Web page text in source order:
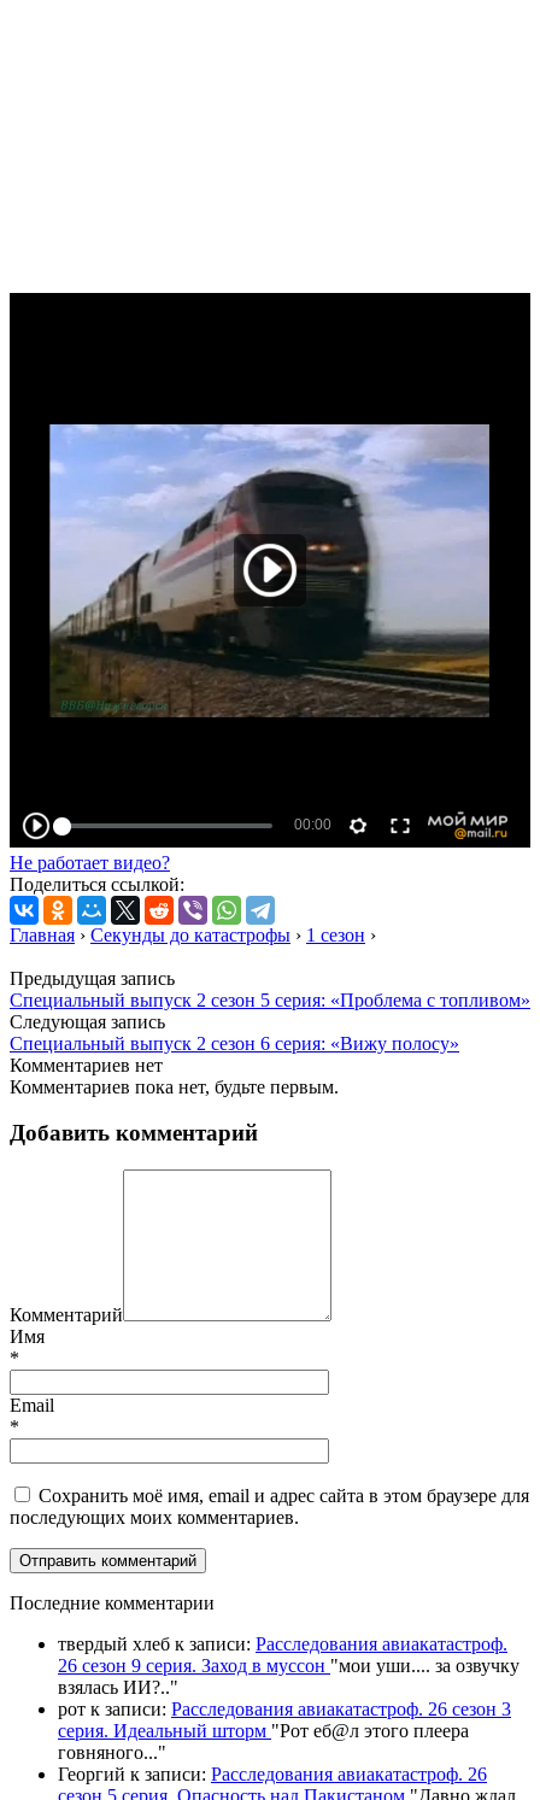
Не работает видео?
Поделиться ссылкой:
Главная › Секунды до катастрофы › 1 сезон ›
Предыдущая запись
Специальный выпуск 2 сезон 5 серия: «Проблема с топливом»
Следующая запись
Специальный выпуск 2 сезон 6 серия: «Вижу полосу»
Комментариев нет
Комментариев пока нет, будьте первым.
Добавить комментарий
Комментарий
Имя
*
Email
*
Сохранить моё имя, email и адрес сайта в этом браузере для
последующих моих комментариев.
Последние комментарии
твердый хлеб к записи: Расследования авиакатастроф.
26 сезон 9 серия. Заход в муссон "мои уши.... за озвучку
взялась ИИ?.."
рот к записи: Расследования авиакатастроф. 26 сезон 3
серия. Идеальный шторм "Рот еб@л этого плеера
говняного..."
Георгий к записи: Расследования авиакатастроф. 26